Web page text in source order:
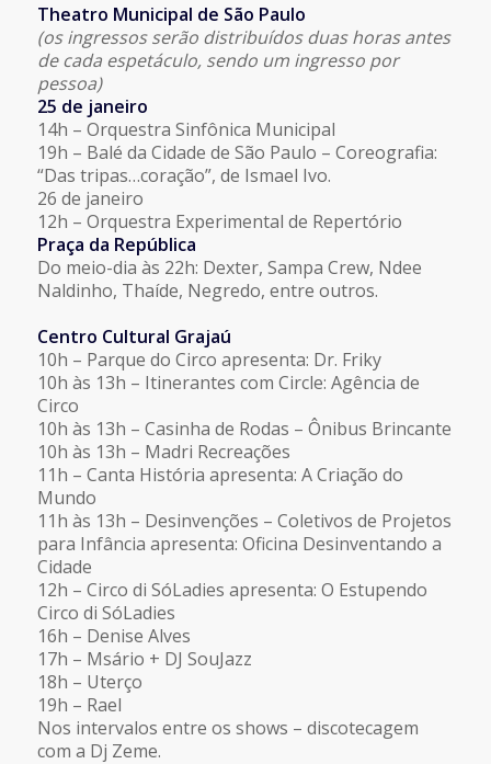
Theatro Municipal de São Paulo
(os ingressos serão distribuídos duas horas antes
de cada espetáculo, sendo um ingresso por
pessoa)
25 de janeiro
14h – Orquestra Sinfônica Municipal
19h – Balé da Cidade de São Paulo – Coreografia:
“Das tripas…coração”, de Ismael Ivo.
26 de janeiro
12h – Orquestra Experimental de Repertório
Praça da República
Do meio-dia às 22h: Dexter, Sampa Crew, Ndee
Naldinho, Thaíde, Negredo, entre outros.
Centro Cultural Grajaú
10h – Parque do Circo apresenta: Dr. Friky
10h às 13h – Itinerantes com Circle: Agência de
Circo
10h às 13h – Casinha de Rodas – Ônibus Brincante
10h às 13h – Madri Recreações
11h – Canta História apresenta: A Criação do
Mundo
11h às 13h – Desinvenções – Coletivos de Projetos
para Infância apresenta: Oficina Desinventando a
Cidade
12h – Circo di SóLadies apresenta: O Estupendo
Circo di SóLadies
16h – Denise Alves
17h – Msário + DJ SouJazz
18h – Uterço
19h – Rael
Nos intervalos entre os shows – discotecagem
com a Dj Zeme.